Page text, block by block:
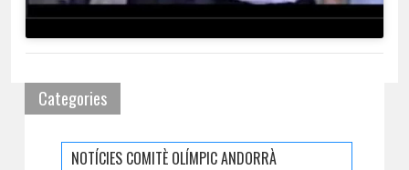
Categories
NOTÍCIES COMITÈ OLÍMPIC ANDORRÀ